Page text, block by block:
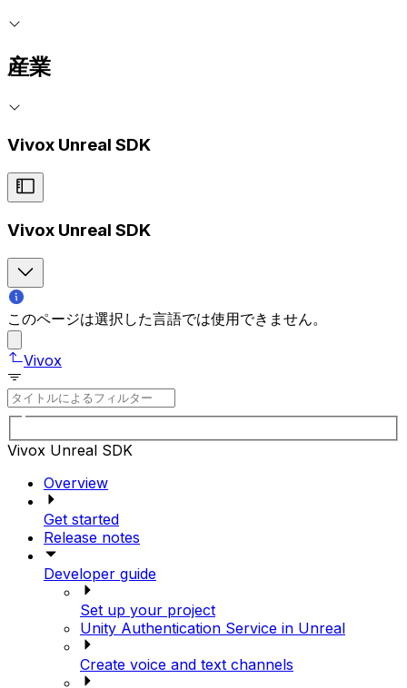
産業
Vivox Unreal SDK
Vivox Unreal SDK
このページは選択した言語では使用できません。
Vivox
Vivox Unreal SDK
Overview
Get started
Release notes
Developer guide
Set up your project
Unity Authentication Service in Unreal
Create voice and text channels